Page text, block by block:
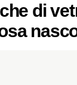
di